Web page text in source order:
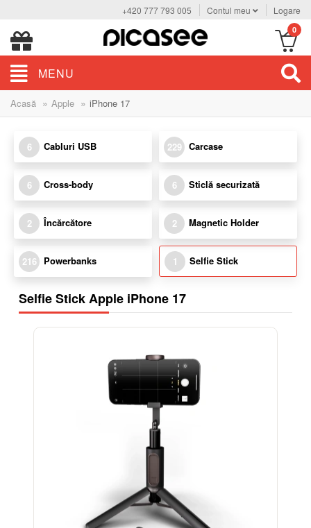
+420 777 793 005 Contul meu Logare
0
MENU
Acasă » Apple » iPhone 17
6 Cabluri USB 229 Carcase
6 Cross-body 6 Sticlă securizată
2 Încărcătore 2 Magnetic Holder
216 Powerbanks 1 Selfie Stick
Selfie Stick Apple iPhone 17